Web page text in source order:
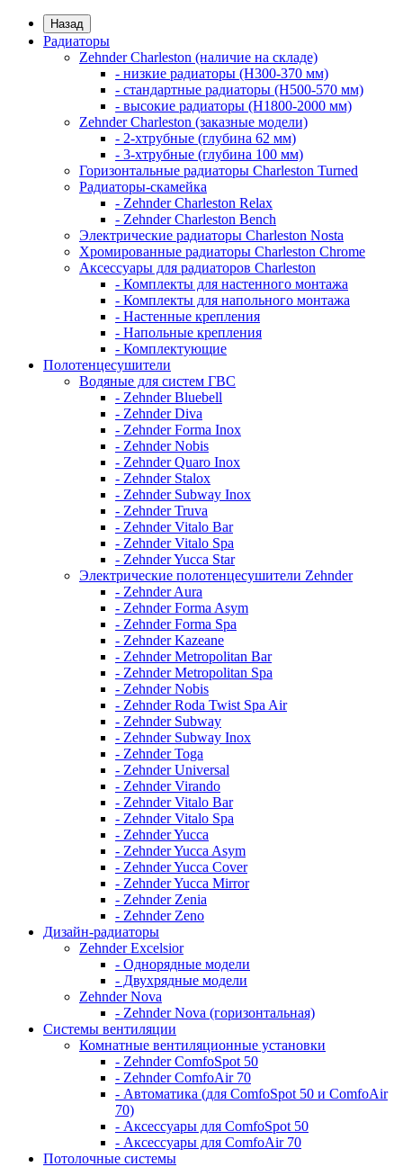
Назад
Радиаторы
Zehnder Charleston (наличие на складе)
- низкие радиаторы (H300-370 мм)
- стандартные радиаторы (H500-570 мм)
- высокие радиаторы (H1800-2000 мм)
Zehnder Charleston (заказные модели)
- 2-хтрубные (глубина 62 мм)
- 3-хтрубные (глубина 100 мм)
Горизонтальные радиаторы Charleston Turned
Радиаторы-скамейка
- Zehnder Charleston Relax
- Zehnder Charleston Bench
Электрические радиаторы Charleston Nosta
Хромированные радиаторы Charleston Chrome
Аксессуары для радиаторов Charleston
- Комплекты для настенного монтажа
- Комплекты для напольного монтажа
- Настенные крепления
- Напольные крепления
- Комплектующие
Полотенцесушители
Водяные для систем ГВС
- Zehnder Bluebell
- Zehnder Diva
- Zehnder Forma Inox
- Zehnder Nobis
- Zehnder Quaro Inox
- Zehnder Stalox
- Zehnder Subway Inox
- Zehnder Truva
- Zehnder Vitalo Bar
- Zehnder Vitalo Spa
- Zehnder Yucca Star
Электрические полотенцесушители Zehnder
- Zehnder Aura
- Zehnder Forma Asym
- Zehnder Forma Spa
- Zehnder Kazeane
- Zehnder Metropolitan Bar
- Zehnder Metropolitan Spa
- Zehnder Nobis
- Zehnder Roda Twist Spa Air
- Zehnder Subway
- Zehnder Subway Inox
- Zehnder Toga
- Zehnder Universal
- Zehnder Virando
- Zehnder Vitalo Bar
- Zehnder Vitalo Spa
- Zehnder Yucca
- Zehnder Yucca Asym
- Zehnder Yucca Cover
- Zehnder Yucca Mirror
- Zehnder Zenia
- Zehnder Zeno
Дизайн-радиаторы
Zehnder Excelsior
- Однорядные модели
- Двухрядные модели
Zehnder Nova
- Zehnder Nova (горизонтальная)
Системы вентиляции
Комнатные вентиляционные установки
- Zehnder ComfoSpot 50
- Zehnder ComfoAir 70
- Автоматика (для ComfoSpot 50 и ComfoAir
70)
- Аксессуары для ComfoSpot 50
- Аксессуары для ComfoAir 70
Потолочные системы